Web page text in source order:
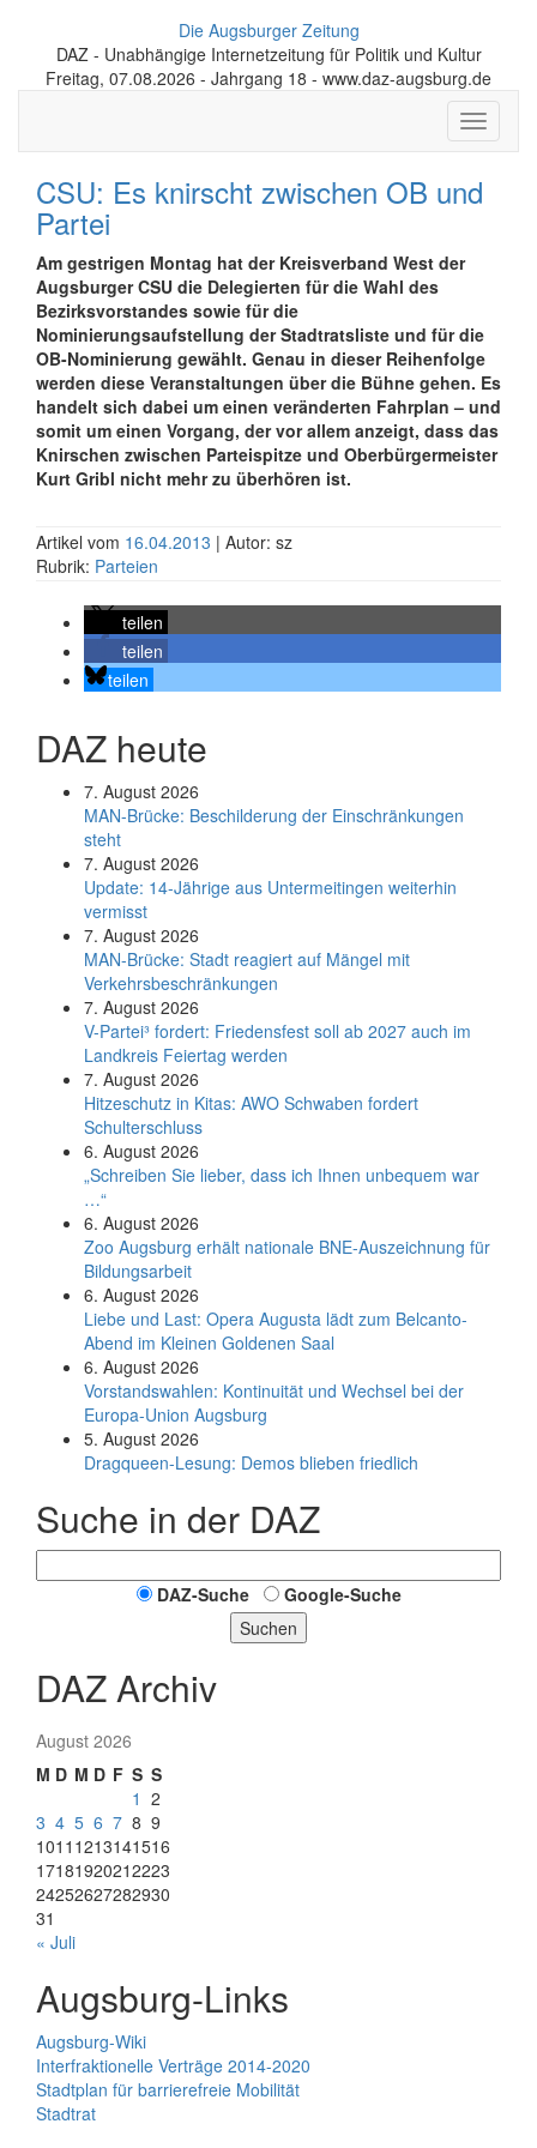
Die Augsburger Zeitung
DAZ - Unabhängige Internetzeitung für Politik und Kultur
Freitag, 07.08.2026 - Jahrgang 18 - www.daz-augsburg.de
Toggle
CSU: Es knirscht zwischen OB und
Partei
Am gestrigen Montag hat der Kreisverband West der
Augsburger CSU die Delegierten für die Wahl des
Bezirksvorstandes sowie für die
Nominierungsaufstellung der Stadtratsliste und für die
OB-Nominierung gewählt. Genau in dieser Reihenfolge
werden diese Veranstaltungen über die Bühne gehen. Es
handelt sich dabei um einen veränderten Fahrplan – und
somit um einen Vorgang, der vor allem anzeigt, dass das
Knirschen zwischen Parteispitze und Oberbürgermeister
Kurt Gribl nicht mehr zu überhören ist.
Artikel vom 16.04.2013 | Autor: sz
Rubrik: Parteien
teilen
teilen
teilen
DAZ heute
7. August 2026
MAN-Brücke: Beschilderung der Einschränkungen
steht
7. August 2026
Update: 14-Jährige aus Untermeitingen weiterhin
vermisst
7. August 2026
MAN-Brücke: Stadt reagiert auf Mängel mit
Verkehrsbeschränkungen
7. August 2026
V-Partei­³ fordert: Friedens­fest soll ab 2027 auch im
Land­kreis Feier­tag werden
7. August 2026
Hitzeschutz in Kitas: AWO Schwaben fordert
Schulterschluss
6. August 2026
„Schreiben Sie lieber, dass ich Ihnen unbequem war
…“
6. August 2026
Zoo Augsburg erhält nationale BNE-Auszeichnung für
Bildungsarbeit
6. August 2026
Liebe und Last: Opera Augusta lädt zum Belcanto-
Abend im Kleinen Goldenen Saal
6. August 2026
Vorstandswahlen: Kontinuität und Wechsel bei der
Europa-Union Augsburg
5. August 2026
Dragqueen-Lesung: Demos blieben friedlich
Suche in der DAZ
DAZ-Suche
Google-Suche
Suchen
DAZ Archiv
August 2026
M D M D F S S
1 2
3 4 5 6 7 8 9
1011 1213141516
17181920212223
24252627282930
31
« Juli
Augsburg-Links
Augsburg-Wiki
Interfraktionelle Verträge 2014-2020
Stadtplan für barrierefreie Mobilität
Stadtrat